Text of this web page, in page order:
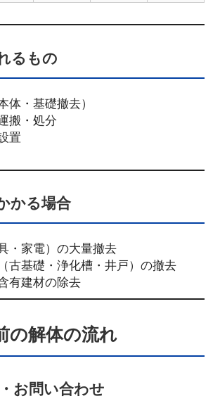
るもの
体・基礎撤去）
搬・処分
置
かる場合
・家電）の大量撤去
古基礎・浄化槽・井戸）の撤去
有建材の除去
の解体の流れ
お問い合わせ